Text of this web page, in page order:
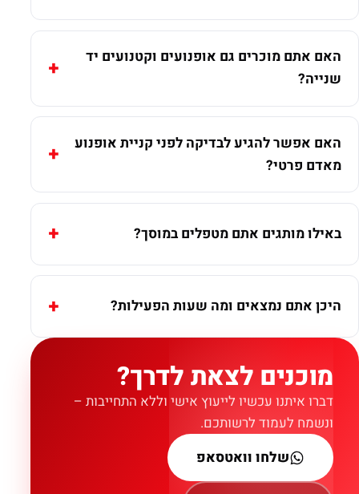
האם אתם מוכרים גם אופנועים וקטנועים יד
שנייה?
האם אפשר להגיע לבדיקה לפני קניית אופנוע
מאדם פרטי?
באילו מותגים אתם מטפלים במוסך?
היכן אתם נמצאים ומה שעות הפעילות?
מוכנים לצאת לדרך?
דברו איתנו עכשיו לייעוץ אישי וללא התחייבות –
ונשמח לעמוד לרשותכם.
שלחו וואטסאפ